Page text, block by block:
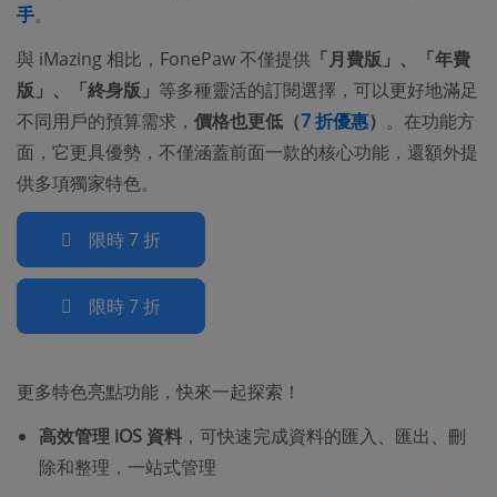
手。
與 iMazing 相比，FonePaw 不僅提供 「月費版」、「年費
版」、「終身版」 等多種靈活的訂閱選擇，可以更好地滿足
不同用戶的預算需求， 價格也更低（7 折優惠） 。在功能方
面，它更具優勢，不僅涵蓋前面一款的核心功能，還額外提
供多項獨家特色。
限時 7 折
限時 7 折
更多特色亮點功能，快來一起探索！
高效管理 iOS 資料 ，可快速完成資料的匯入、匯出、刪
除和整理，一站式管理